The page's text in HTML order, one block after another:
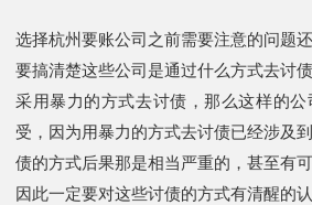
选择杭州要账公司之前需要注意的问题
要搞清楚这些公司是通过什么方式去讨
采用暴力的方式去讨债，那么这样的
受，因为用暴力的方式去讨债已经涉及
债的方式后果那是相当严重的，甚至有
因此一定要对这些讨债的方式有清醒的